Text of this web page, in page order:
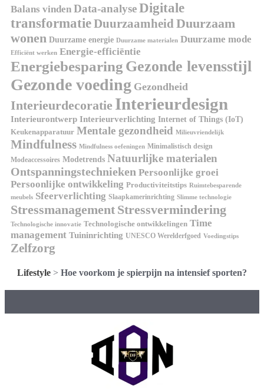
Balans vinden Data-analyseDigitale
transformatieDuurzaamheidDuurzaam
wonen Duurzame energie Duurzame materialen Duurzame mode
Efficiënt werken Energie-efficiëntie
Energiebesparing Gezonde levensstijl
Gezonde voeding Gezondheid
Interieurdecoratie Interieurdesign
Interieurontwerp Interieurverlichting Internet of Things (IoT)
Keukenapparatuur Mentale gezondheid Milieuvriendelijk
Mindfulness Mindfulness oefeningen Minimalistisch design
Modeaccessoires Modetrends Natuurlijke materialen
Ontspanningstechnieken Persoonlijke groei
Persoonlijke ontwikkeling Productiviteitstips Ruimtebesparende
meubels Sfeerverlichting Slaapkamerinrichting Slimme technologie
Stressmanagement Stressvermindering
Technologische innovatie Technologische ontwikkelingen Time
management Tuininrichting UNESCO Werelderfgoed Voedingstips
Zelfzorg
Lifestyle > Hoe voorkom je spierpijn na intensief sporten?